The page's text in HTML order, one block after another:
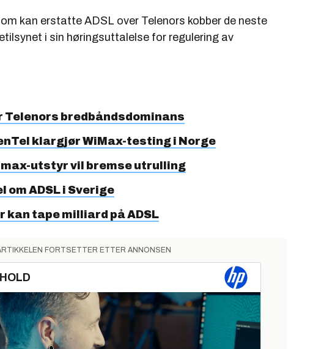
kan erstatte ADSL over Telenors kobber de neste
i sin høringsuttalelse for regulering av
Telenors bredbåndsdominans
klargjør WiMax-testing i Norge
utstyr vil bremse utrulling
om ADSL i Sverige
kan tape milliard på ADSL
FORTSETTER ETTER ANNONSEN